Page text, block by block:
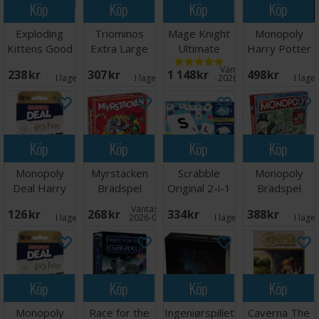
Köp
Exploding
Kittens Good
Svensk
238 SEK I lager: 2
Köp
Triominos
Extra Large
307 SEK I lager:
Köp
Mage Knight
Ultimate
Edition
Brädspel
1 148 SEK Väntas in:
2026-09-30
Köp
Monopoly
Harry Potter
498 SEK I
Köp
Monopoly
Deal Harry
Kortspel
126 SEK I lager: 5
Köp
Myrstacken
Brädspel
268 SEK Väntas in:
2026-09-30
Köp
Scrabble
Original 2-i-1
334 SEK I lager: 8
Köp
Monopoly
Brädspel
388 SEK I
Köp
Monopoly
Köp
Race for the
Köp
Ingeniørspillet
Köp
Caverna The